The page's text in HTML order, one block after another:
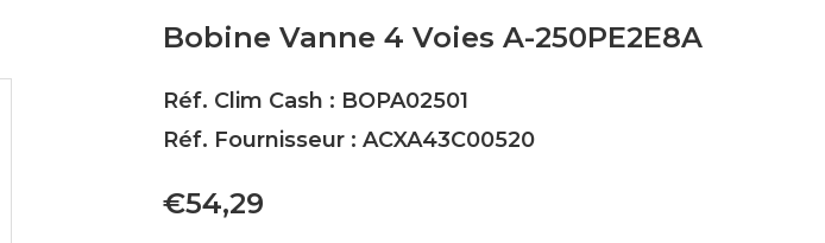
Bobine Vanne 4 Voies A-250PE2E8A
Réf. Clim Cash : BOPA02501
Réf. Fournisseur : ACXA43C00520
€54,29